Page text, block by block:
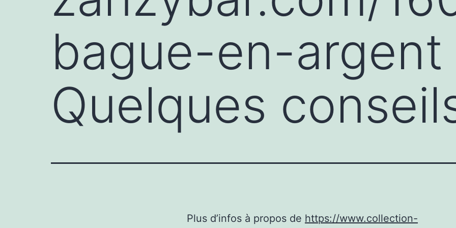
bague-en-argent
Quelques
Plus d’infos à propos de https://www.collection-